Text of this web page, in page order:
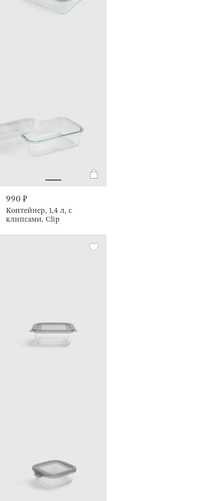
990 ₽
Контейнер, 1,4 л, с
клипсами, Clip